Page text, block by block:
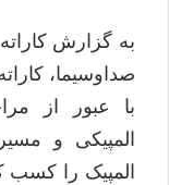
به گزارش
صداوسیما،
با عبور از
المپیکی و
المپیک را کسب